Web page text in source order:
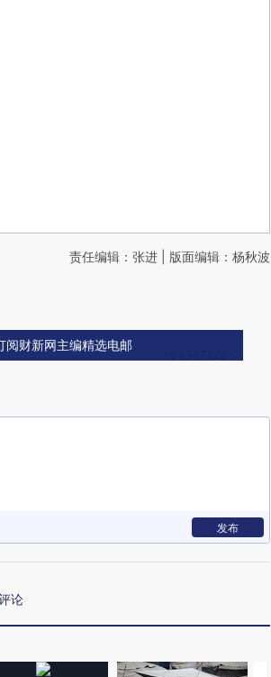
责任编辑：张进 | 版面编辑：杨秋波
阅财新网主编精选电邮
发布
论